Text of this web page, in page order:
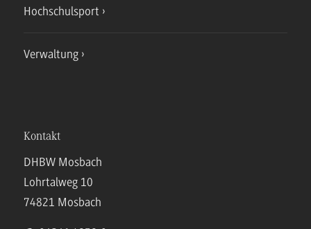
Hochschulsport
Verwaltung
Kontakt
DHBW Mosbach
Lohrtalweg 10
74821 Mosbach